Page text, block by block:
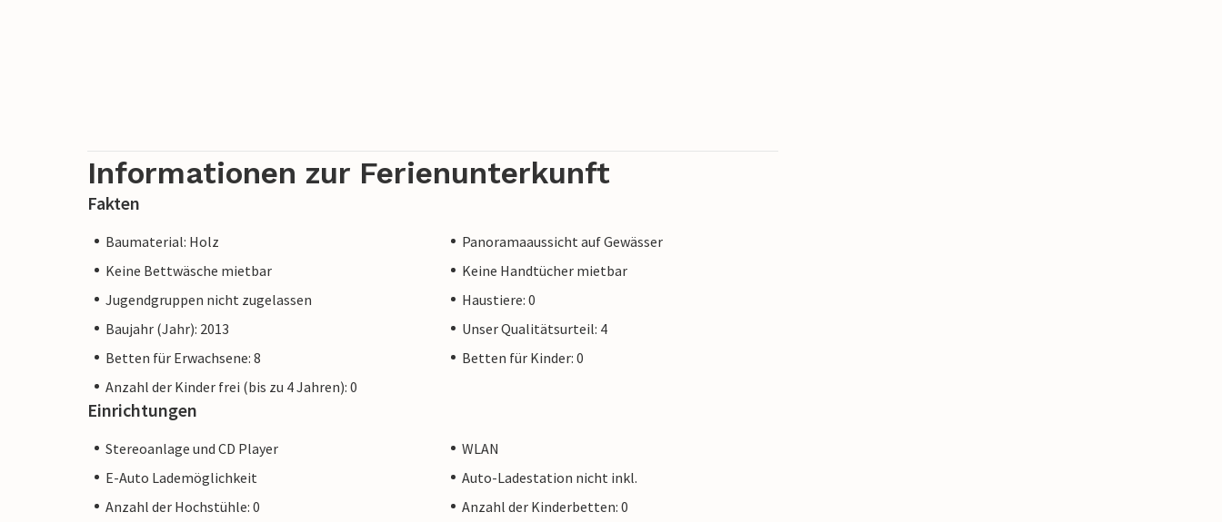
Informationen zur Ferienunterkunft
Fakten
Baumaterial: Holz
Panoramaaussicht auf Gewässer
Keine Bettwäsche mietbar
Keine Handtücher mietbar
Jugendgruppen nicht zugelassen
Haustiere: 0
Baujahr (Jahr): 2013
Unser Qualitätsurteil: 4
Betten für Erwachsene: 8
Betten für Kinder: 0
Anzahl der Kinder frei (bis zu 4 Jahren): 0
Einrichtungen
Stereoanlage und CD Player
WLAN
E-Auto Lademöglichkeit
Auto-Ladestation nicht inkl.
Anzahl der Hochstühle: 0
Anzahl der Kinderbetten: 0